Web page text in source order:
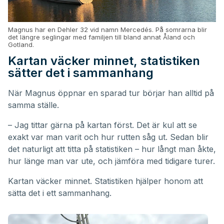
Magnus har en Dehler 32 vid namn Mercedés. På somrarna blir
det längre seglingar med familjen till bland annat Åland och
Gotland.
Kartan väcker minnet, statistiken
sätter det i sammanhang
När Magnus öppnar en sparad tur börjar han alltid på
samma ställe.
– Jag tittar gärna på kartan först. Det är kul att se
exakt var man varit och hur rutten såg ut. Sedan blir
det naturligt att titta på statistiken – hur långt man åkte,
hur länge man var ute, och jämföra med tidigare turer.
Kartan väcker minnet. Statistiken hjälper honom att
sätta det i ett sammanhang.